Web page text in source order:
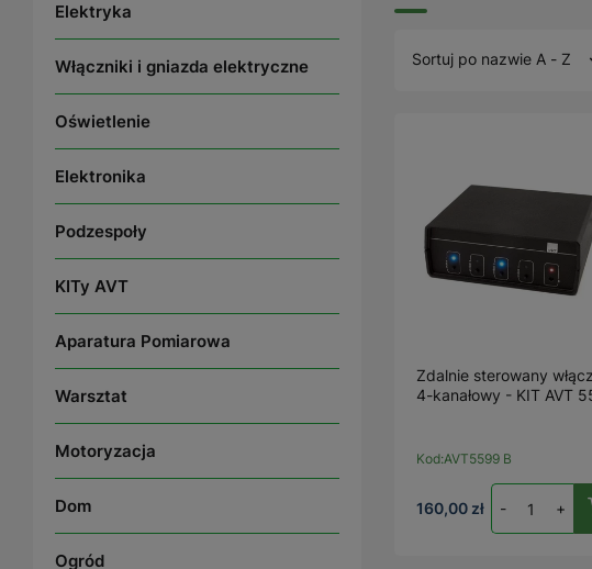
Elektryka
Włączniki i gniazda elektryczne
Oświetlenie
Elektronika
Podzespoły
KITy AVT
Aparatura Pomiarowa
Warsztat
Motoryzacja
Dom
Ogród
Sortuj po nazwie A - Z
Zdalnie sterowany
4-kanałowy - KIT AVT
Kod:AVT5599 B
160,00 zł - +